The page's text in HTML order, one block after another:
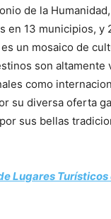
de la
en 13 municipios, y
un mosaico de
son altamente
como
su diversa oferta
sus bellas
Lugares